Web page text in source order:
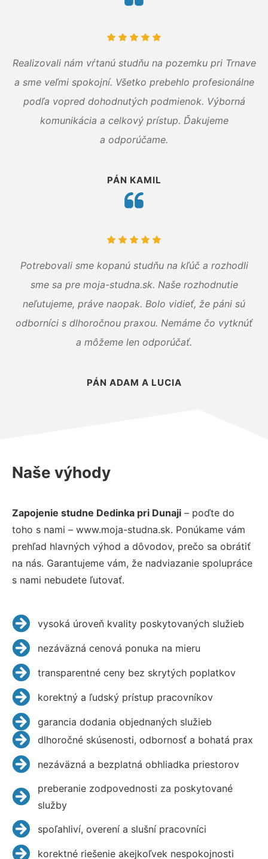
Realizovali nám vŕtanú studňu na pozemku pri Trnave
a sme veľmi spokojní. Všetko prebehlo profesionálne
podľa vopred dohodnutých podmienok. Výborná
komunikácia a celkový prístup. Ďakujeme
a odporúčame.
PÁN KAMIL
Potrebovali sme kopanú studňu na kľúč a rozhodli
sme sa pre moja-studna.sk. Naše rozhodnutie
neľutujeme, práve naopak. Bolo vidieť, že páni sú
odborníci s dlhoročnou praxou. Nemáme čo vytknúť
a môžeme len odporúčať.
PÁN ADAM A LUCIA
Naše výhody
Zapojenie studne Dedinka pri Dunaji – poďte do
toho s nami – www.moja-studna.sk. Ponúkame vám
prehľad hlavných výhod a dôvodov, prečo sa obrátiť
na nás. Garantujeme vám, že nadviazanie spolupráce
s nami nebudete ľutovať.
vysoká úroveň kvality poskytovaných služieb
nezáväzná cenová ponuka na mieru
transparentné ceny bez skrytých poplatkov
korektný a ľudský prístup pracovníkov
garancia dodania objednaných služieb
dlhoročné skúsenosti, odbornosť a bohatá prax
nezáväzná a bezplatná obhliadka priestorov
preberanie zodpovednosti za poskytované
služby
spoľahliví, overení a slušní pracovníci
korektné riešenie akejkoľvek nespokojnosti